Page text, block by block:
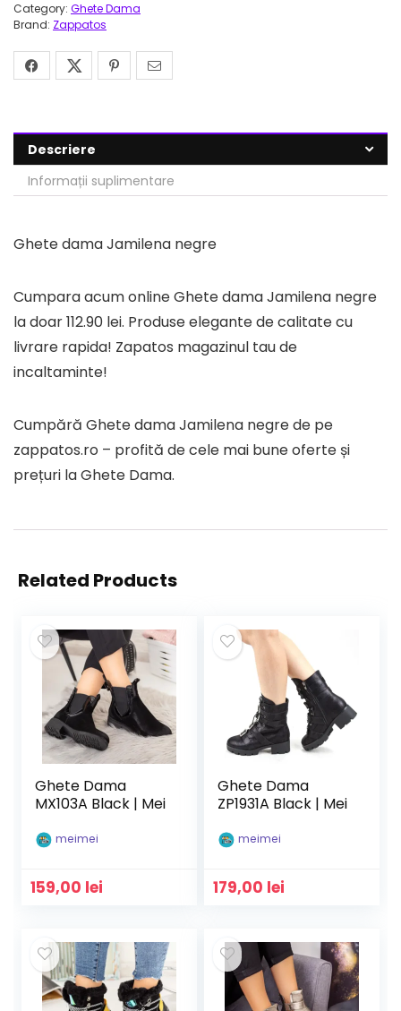
Category: Ghete Dama
Brand: Zappatos
Descriere
Informații suplimentare
Ghete dama Jamilena negre
Cumpara acum online Ghete dama Jamilena negre
la doar 112.90 lei. Produse elegante de calitate cu
livrare rapida! Zapatos magazinul tau de
incaltaminte!
Cumpără Ghete dama Jamilena negre de pe
zappatos.ro – profită de cele mai bune oferte și
prețuri la Ghete Dama.
Related Products
Ghete Dama
MX103A Black | Mei
meimei
159,00 lei
Ghete Dama
ZP1931A Black | Mei
meimei
179,00 lei